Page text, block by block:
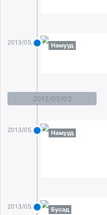
2013/05/05 Намууд
2013/05/03
2013/05/03 Намууд
2013/05/03 Бусад